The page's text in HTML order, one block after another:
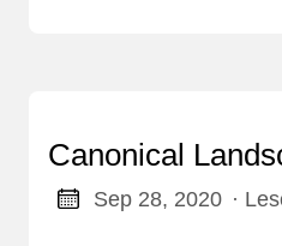
Canonical
Sep 28, 2020 ·